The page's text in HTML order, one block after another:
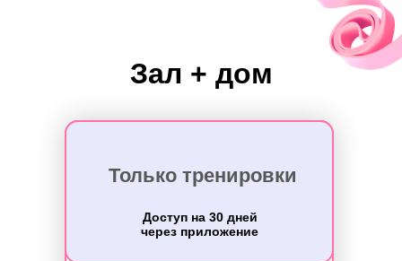
Доступ на 30 дней
через приложение
Только тренировки
Зал + дом